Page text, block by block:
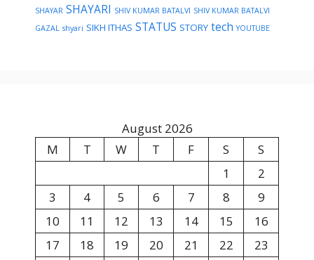
SHAYAR SHAYARI SHIV KUMAR BATALVI SHIV KUMAR BATALVI
GAZAL shyari SIKH ITHAS STATUS STORY tech YOUTUBE
August 2026
M
T W T F S
S
1
2
3
4 5 6 7 8
9
10
11 12 13 14 15
16
17
18 19 20 21 22
23